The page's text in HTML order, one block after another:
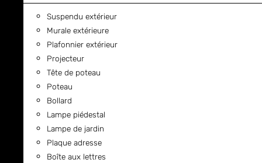
Suspendu extérieur
Murale extérieure
Plafonnier extérieur
Projecteur
Tête de poteau
Poteau
Bollard
Lampe piédestal
Lampe de jardin
Plaque adresse
Boîte aux lettres